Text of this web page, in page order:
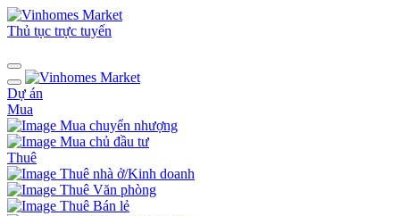
Thủ tục trực tuyến
Dự án
Mua
Mua chuyển nhượng
Mua chủ đầu tư
Thuê
Thuê nhà ở/Kinh doanh
Thuê Văn phòng
Thuê Bán lẻ